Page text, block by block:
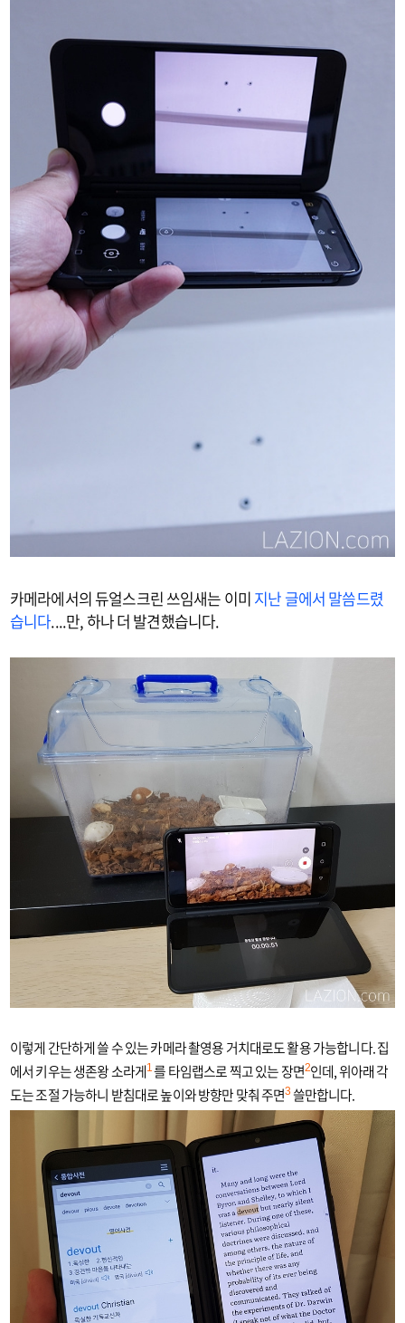
카메라에서의 듀얼스크린 쓰임새는 이미 지난 글에서 말씀드렸
습니다....만, 하나 더 발견했습니다.
이렇게 간단하게 쓸 수 있는 카메라 촬영용 거치대로도 활용 가능합니다. 집
에서 키우는 생존왕 소라게1를 타임랩스로 찍고 있는 장면2인데, 위아래 각
도는 조절 가능하니 받침대로 높이와 방향만 맞춰 주면3 쓸만합니다.